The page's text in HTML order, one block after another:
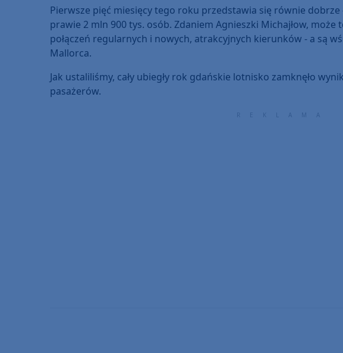
Pierwsze pięć miesięcy tego roku przedstawia się równie
prawie 2 mln 900 tys. osób. Zdaniem Agnieszki Michajłow,
połączeń regularnych i nowych, atrakcyjnych kierunków - a są
Mallorca.
Jak ustaliliśmy, cały ubiegły rok gdańskie lotnisko zamknęło
pasażerów.